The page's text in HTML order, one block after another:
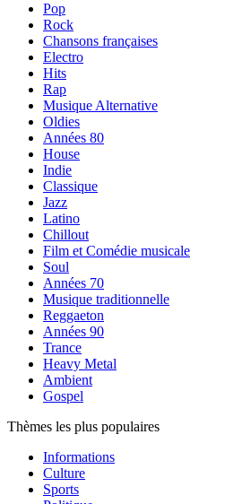
Pop
Rock
Chansons françaises
Electro
Hits
Rap
Musique Alternative
Oldies
Années 80
House
Indie
Classique
Jazz
Latino
Chillout
Film et Comédie musicale
Soul
Années 70
Musique traditionnelle
Reggaeton
Années 90
Trance
Heavy Metal
Ambient
Gospel
Thèmes les plus populaires
Informations
Culture
Sports